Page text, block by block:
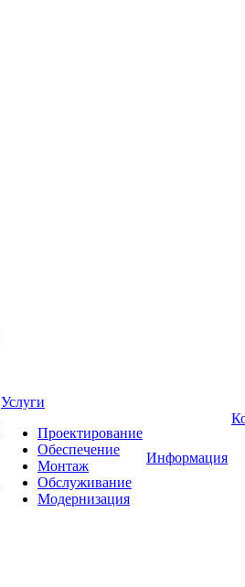
Услуги
Проектирование
Обеспечение
Монтаж
Обслуживание
Модернизация
Информация